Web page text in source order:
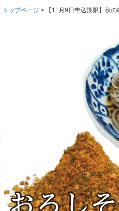
トップページ
【11月9日申込期限】秋